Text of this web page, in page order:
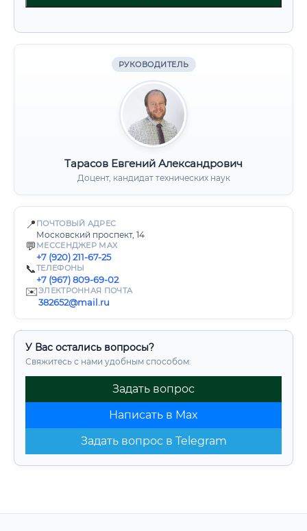
РУКОВОДИТЕЛЬ
Тарасов Евгений Александрович
Доцент, кандидат технических наук
📍 ПОЧТОВЫЙ АДРЕС
Московский проспект, 14
💬 МЕССЕНДЖЕР MAX
+7 (920) 211-67-25
📞ТЕЛЕФОНЫ
+7 (967) 809-69-02
✉️ЭЛЕКТРОННАЯ ПОЧТА
382652@mail.ru
У Вас остались вопросы?
Свяжитесь с нами удобным способом:
Задать вопрос
Написать в Max
Задать вопрос в Telegram